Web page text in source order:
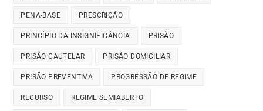
PENA-BASE PRESCRIÇÃO
PRINCÍPIO DA INSIGNIFICÂNCIA PRISÃO
PRISÃO CAUTELAR PRISÃO DOMICILIAR
PRISÃO PREVENTIVA PROGRESSÃO DE REGIME
RECURSO REGIME SEMIABERTO